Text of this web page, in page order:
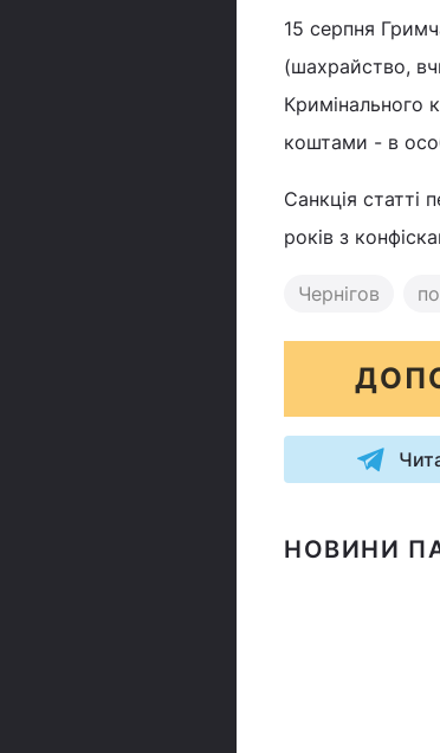
15 серпня
(шахрайство,
Кримінального
коштами - в
Санкція статті
років з
Чернігов
НОВИНИ